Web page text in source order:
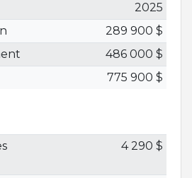
2025
289 900 $
486 000 $
775 900 $
4 290 $